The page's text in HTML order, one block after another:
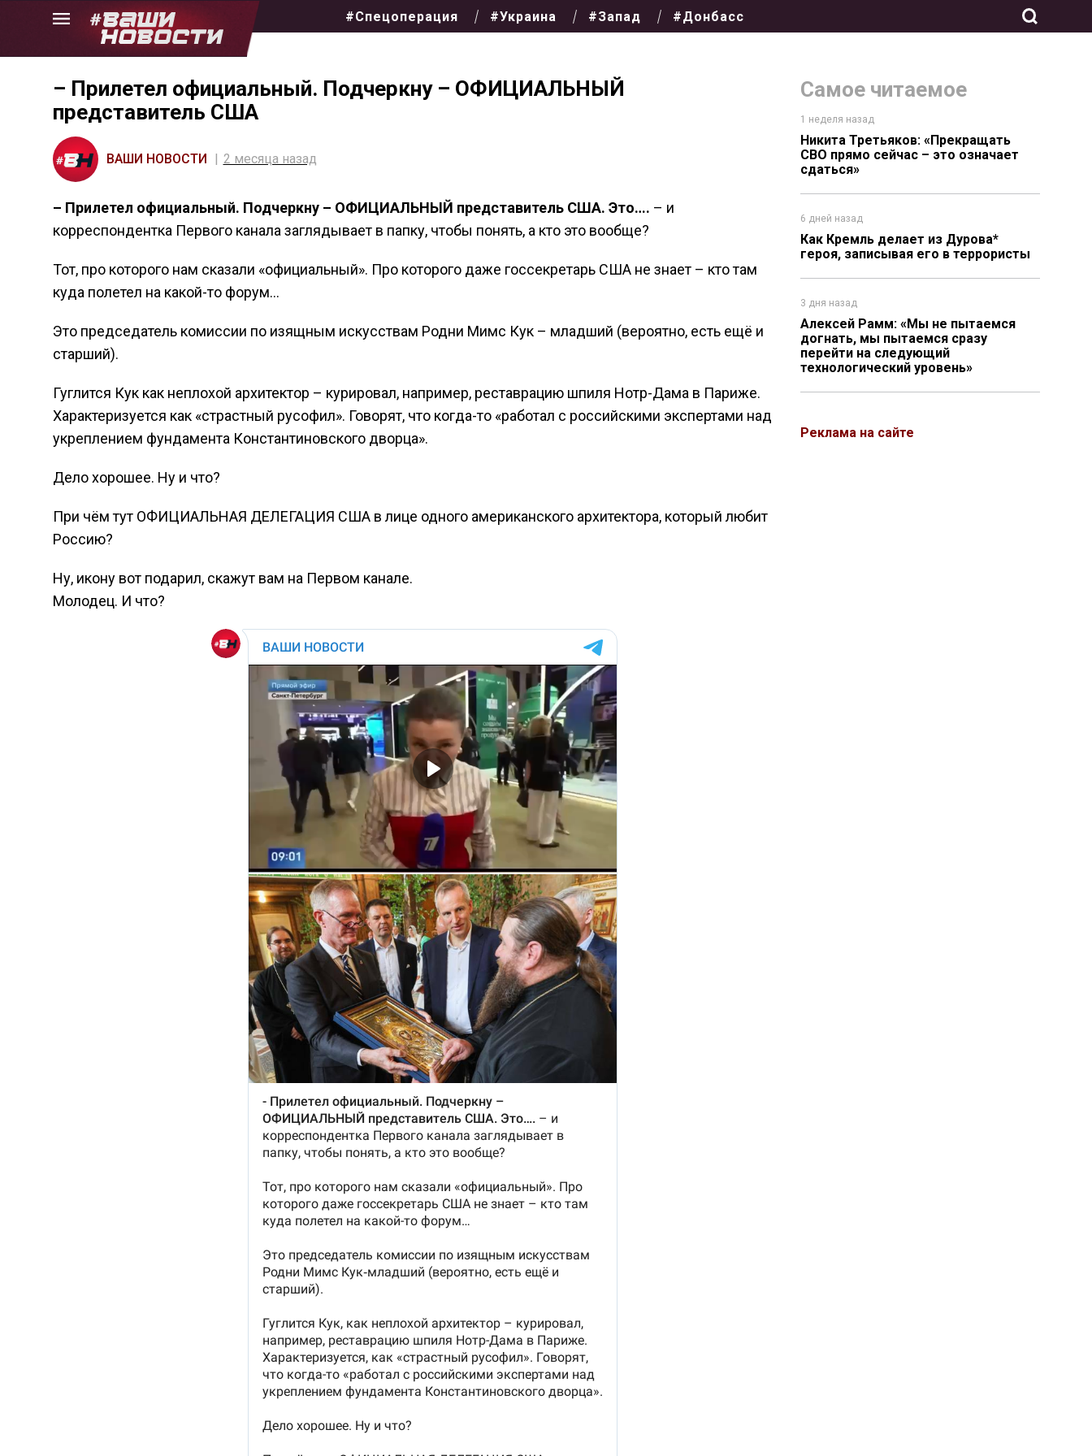
Skip
#Спецоперация #Украина #Запад #Донбасс
Самое читаемое
1 неделя назад
Никита Третьяков: «Прекращать
СВО прямо сейчас – это означает
сдаться»
6 дней назад
Как Кремль делает из Дурова*
героя, записывая его в террористы
3 дня назад
Алексей Рамм: «Мы не пытаемся
догнать, мы пытаемся сразу
перейти на следующий
технологический уровень»
Реклама на сайте
– Прилетел официальный. Подчеркну – ОФИЦИАЛЬНЫЙ
представитель США
ВАШИ НОВОСТИ 2 месяца назад
– Прилетел официальный. Подчеркну – ОФИЦИАЛЬНЫЙ представитель США. Это…. – и
корреспондентка Первого канала заглядывает в папку, чтобы понять, а кто это вообще?
Тот, про которого нам сказали «официальный». Про которого даже госсекретарь США не знает – кто там
куда полетел на какой-то форум…
Это председатель комиссии по изящным искусствам Родни Мимс Кук – младший (вероятно, есть ещё и
старший).
Гуглится Кук как неплохой архитектор – курировал, например, реставрацию шпиля Нотр-Дама в Париже.
Характеризуется как «страстный русофил». Говорят, что когда-то «работал с российскими экспертами над
укреплением фундамента Константиновского дворца».
Дело хорошее. Ну и что?
При чём тут ОФИЦИАЛЬНАЯ ДЕЛЕГАЦИЯ США в лице одного американского архитектора, который любит
Россию?
Ну, икону вот подарил, скажут вам на Первом канале.
Молодец. И что?